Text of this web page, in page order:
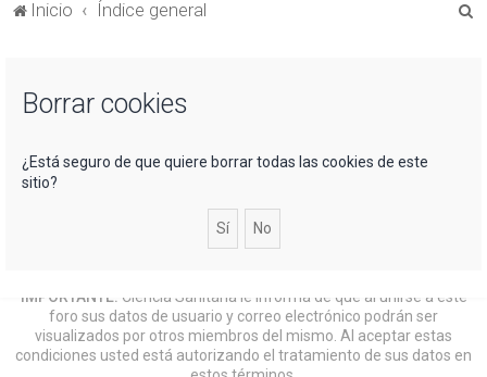
Inicio Índice general
Borrar cookies
¿Está seguro de que quiere borrar todas las cookies de este
sitio?
IMPORTANTE: Ciencia Sanitaria le informa de que al unirse a este
foro sus datos de usuario y correo electrónico podrán ser
visualizados por otros miembros del mismo. Al aceptar estas
condiciones usted está autorizando el tratamiento de sus datos en